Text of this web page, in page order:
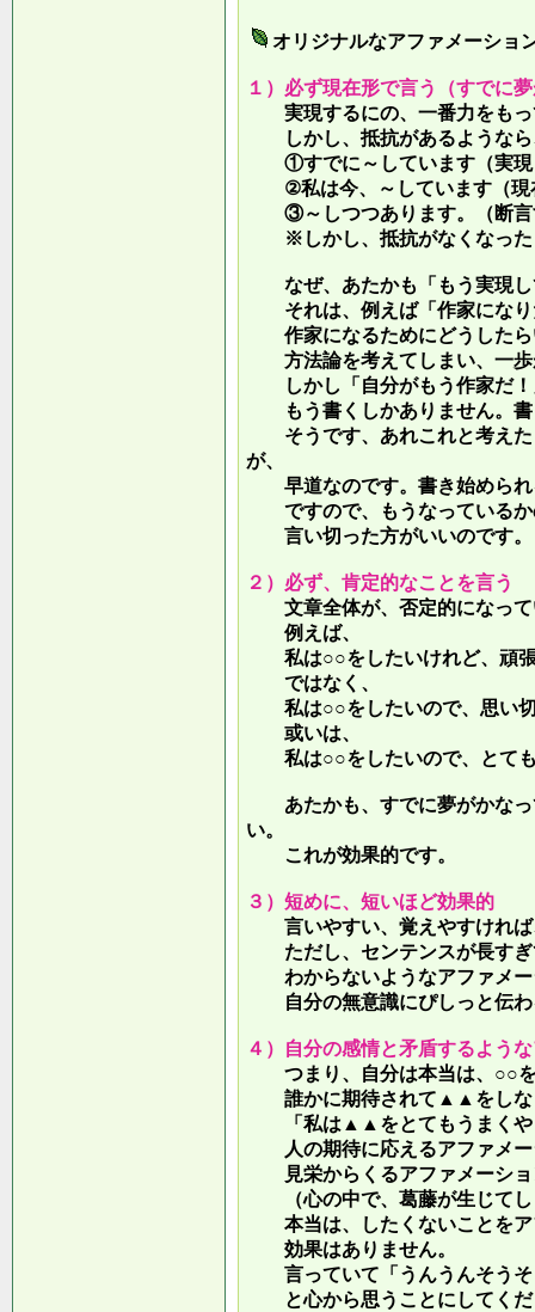
オリジナルなアファメーショ
１）必ず現在形で言う（すでに
実現するにの、一番力をもっ
しかし、抵抗があるような
①すでに～しています（実現
②私は今、～しています（現
③～しつつあります。（断言
※しかし、抵抗がなくなった
なぜ、あたかも「もう実現し
それは、例えば「作家になり
作家になるためにどうしたら
方法論を考えてしまい、一歩
しかし「自分がもう作家だ！
もう書くしかありません。書
そうです、あれこれと考えた
が、
早道なのです。書き始められ
ですので、もうなっているか
言い切った方がいいのです。
２）必ず、肯定的なことを言う
文章全体が、否定的になっ
例えば、
私は○○をしたいけれど、頑張
ではなく、
私は○○をしたいので、思い切
或いは、
私は○○をしたいので、とても
あたかも、すでに夢がかなっ
い。
これが効果的です。
３）短めに、短いほど効果的
言いやすい、覚えやすければ
ただし、センテンスが長すぎ
わからないようなアファメー
自分の無意識にぴしっと伝わ
４）自分の感情と矛盾するよう
つまり、自分は本当は、○○を
誰かに期待されて▲▲をしな
「私は▲▲をとてもうまくや
人の期待に応えるアファメ
見栄からくるアファメーショ
（心の中で、葛藤が生じてし
本当は、したくないことをア
効果はありません。
言っていて 「うんうんそう
と心から思うことにしてくだ